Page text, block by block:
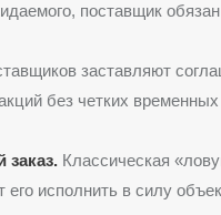
поставщик
заставляют
без четких
Классическая
исполнить в силу